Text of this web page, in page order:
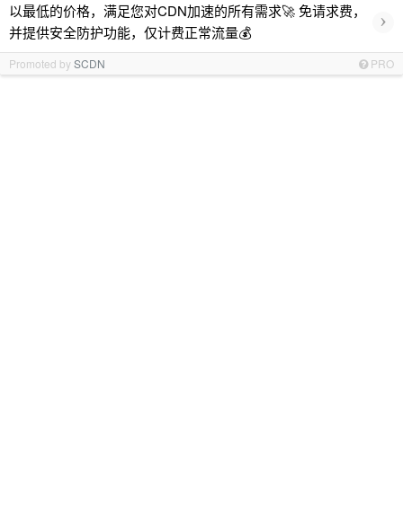
以最低的价格，满足您对CDN加速的所有需求🚀 免请求费，
并提供安全防护功能，仅计费正常流量💰
›
Promoted bySCDN PRO